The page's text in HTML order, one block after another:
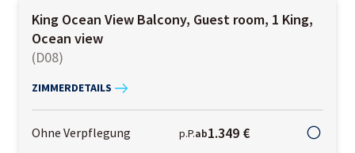
King Ocean View Balcony, Guest room, 1 King,
Ocean view
(D08)
ZIMMERDETAILS
Ohne Verpflegung p.P.ab1.349 €